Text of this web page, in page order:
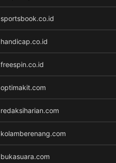
sportsbook.co.id
handicap.co.id
freespin.co.id
optimakit.com
redaksiharian.com
kolamberenang.com
bukasuara.com